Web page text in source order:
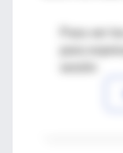
Para ver